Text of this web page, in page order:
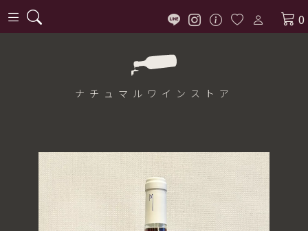
0
ナチュマル ワインストア